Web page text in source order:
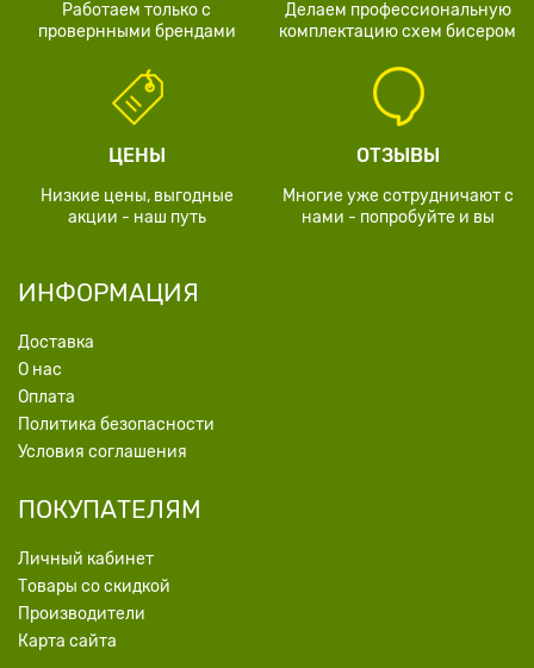
Работаем только с
провернными брендами
Делаем профессиональную
комплектацию схем бисером
ЦЕНЫ
Низкие цены, выгодные
акции - наш путь
ОТЗЫВЫ
Многие уже сотрудничают с
нами - попробуйте и вы
ИНФОРМАЦИЯ
Доставка
О нас
Оплата
Политика безопасности
Условия соглашения
ПОКУПАТЕЛЯМ
Личный кабинет
Товары со скидкой
Производители
Карта сайта